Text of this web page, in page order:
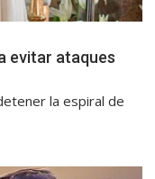
evitar ataques
la espiral de